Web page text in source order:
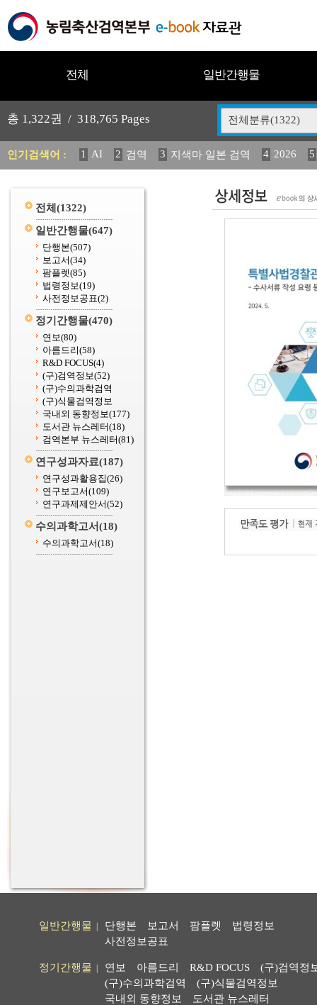
전체 일반간행물
총 1,322권 / 318,765 Pages 전체분류(1322)
인기검색어 : 1 AI 2 검역 3 지색마 일본 검역 4 2026
5
11 2025 12 중독성 식물 도감 13 媛 異 14
전체 (1322)
일반간행물(647)
단행본(507)
보고서(34)
팜플렛(85)
법령정보(19)
사전정보공표(2)
정기간행물(470)
연보(80)
아름드리(58)
R&D FOCUS(4)
(구)검역정보(52)
(구)수의과학검역
(구)식물검역정보
국내외 동향정보(177)
도서관 뉴스레터(18)
검역본부 뉴스레터(81)
연구성과자료(187)
연구성과활용집(26)
연구보고서(109)
연구과제제안서(52)
수의과학고서(18)
수의과학고서(18)
일반간행물 단행본 보고서 팜플렛
법령정보
사전정보공표
정기간행물 연보 아름드리 R&D FOCUS
(구)검역정
(구)수의과학검역
(구)식물검역정보
국내외 동향정보
도서관 뉴스레터